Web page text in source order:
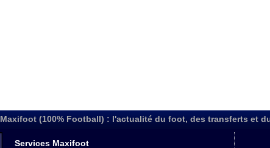
Maxifoot (100% Football) : l'actualité du foot, des transferts et
Services Maxifoot